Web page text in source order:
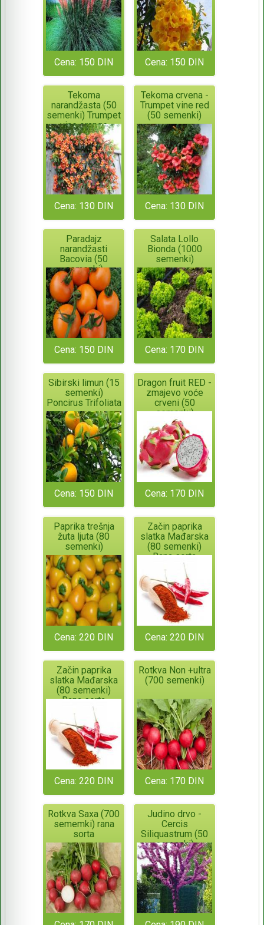
Cena: 150 DIN Cena: 150 DIN
Tekoma
narandžasta (50
semenki) Trumpet
vine orange
Cena: 130 DIN
Tekoma crvena -
Trumpet vine red
(50 semenki)
Cena: 130 DIN
Paradajz
narandžasti
Bacovia (50
semenki)
Cena: 150 DIN
Salata Lollo
Bionda (1000
semenki)
Cena: 170 DIN
Sibirski limun (15
semenki)
Poncirus Trifoliata
Cena: 150 DIN
Dragon fruit RED -
zmajevo voće
crveni (50
semenki)
Cena: 170 DIN
Paprika trešnja
žuta ljuta (80
semenki)
Cena: 220 DIN
Začin paprika
slatka Mađarska
(80 semenki)
Rana sorta
Cena: 220 DIN
Začin paprika
slatka Mađarska
(80 semenki)
Rana sorta
Cena: 220 DIN
Rotkva Non +ultra
(700 semenki)
Cena: 170 DIN
Rotkva Saxa (700
sememki) rana
sorta
Judino drvo -
Cercis
Siliquastrum (50
semenki)